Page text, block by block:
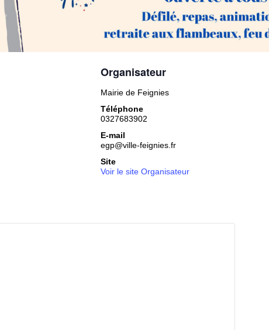
Organisateur
Mairie de Feignies
Téléphone
0327683902
E-mail
egp@ville-feignies.fr
Site
Voir le site Organisateur